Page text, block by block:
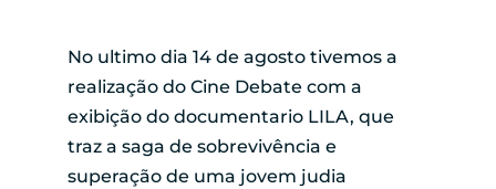
No ultimo dia 14 de agosto tivemos a
realização do Cine Debate com a
exibição do documentario LILA, que
traz a saga de sobrevivência e
superação de uma jovem judia